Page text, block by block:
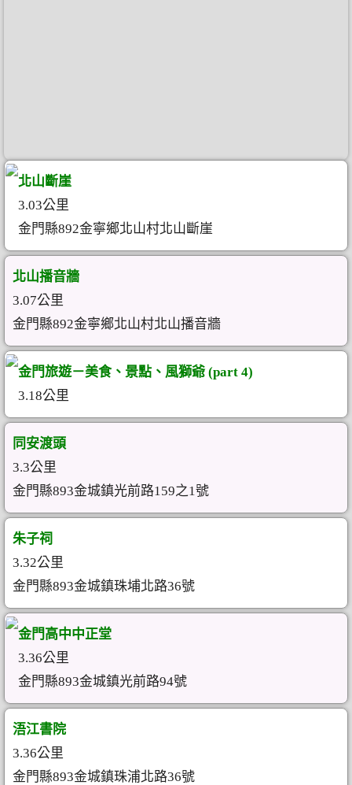
北山斷崖
3.03公里
金門縣892金寧鄉北山村北山斷崖
北山播音牆
3.07公里
金門縣892金寧鄉北山村北山播音牆
金門旅遊－美食、景點、風獅爺 (part 4)
3.18公里
同安渡頭
3.3公里
金門縣893金城鎮光前路159之1號
朱子祠
3.32公里
金門縣893金城鎮珠埔北路36號
金門高中中正堂
3.36公里
金門縣893金城鎮光前路94號
浯江書院
3.36公里
金門縣893金城鎮珠浦北路36號